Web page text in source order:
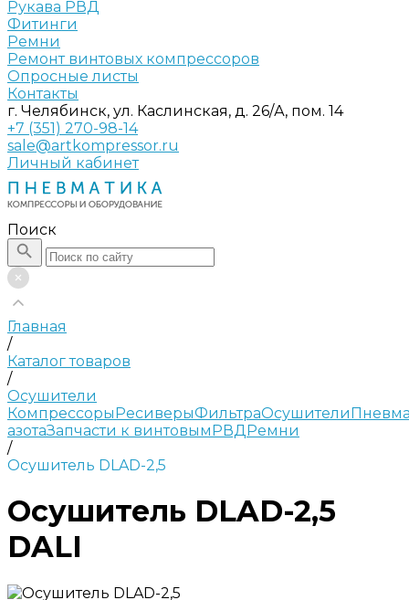
Рукава РВД
Фитинги
Ремни
Ремонт винтовых компрессоров
Опросные листы
Контакты
г. Челябинск, ул. Каслинская, д. 26/А, пом. 14
+7 (351) 270-98-14
sale@artkompressor.ru
Личный кабинет
Поиск
Главная
/
Каталог товаров
/
Осушители
КомпрессорыРесиверыФильтраОсушители
азотаЗапчасти к винтовымРВДРемни
/
Осушитель DLAD-2,5
Осушитель DLAD-2,5
DALI